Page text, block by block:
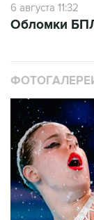
6 августа 11:32
Обломки